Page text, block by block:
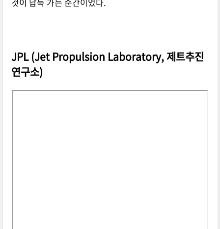
JPL (Jet Propulsion Laboratory, 제트추진
연구소)